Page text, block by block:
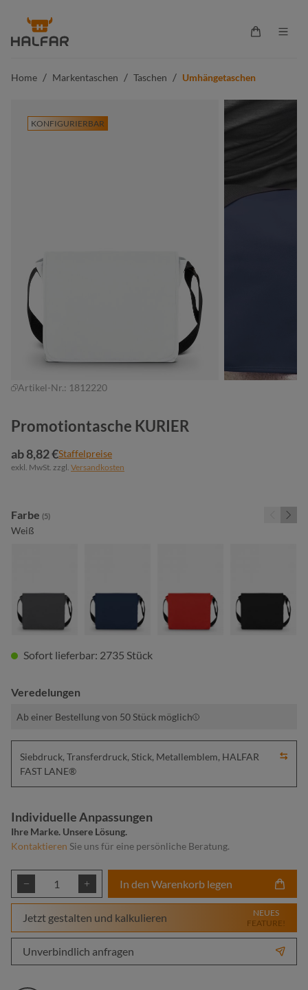
springen
Home / Markentaschen / Taschen / Umhängetaschen
KONFIGURIERBAR
Artikel-Nr.: 1812220
Promotiontasche KURIER
ab 8,82 €Staffelpreise
exkl. MwSt. zzgl. Versandkosten
Farbe auswählen
(5)
Weiß
anthrazit marine rot schwarz
Sofort lieferbar: 2735 Stück
Veredelungen
Ab einer Bestellung von 50 Stück möglich
Siebdruck, Transferdruck, Stick, Metallemblem, HALFAR
FAST LANE®
Individuelle Anpassungen
Ihre Marke. Unsere Lösung.
Kontaktieren Sie uns für eine persönliche Beratung.
Produkt Anzahl: Gib den gewünschten
In den Warenkorb legen
Jetzt gestalten und kalkulieren
NEUES
FEATURE!
Unverbindlich anfragen